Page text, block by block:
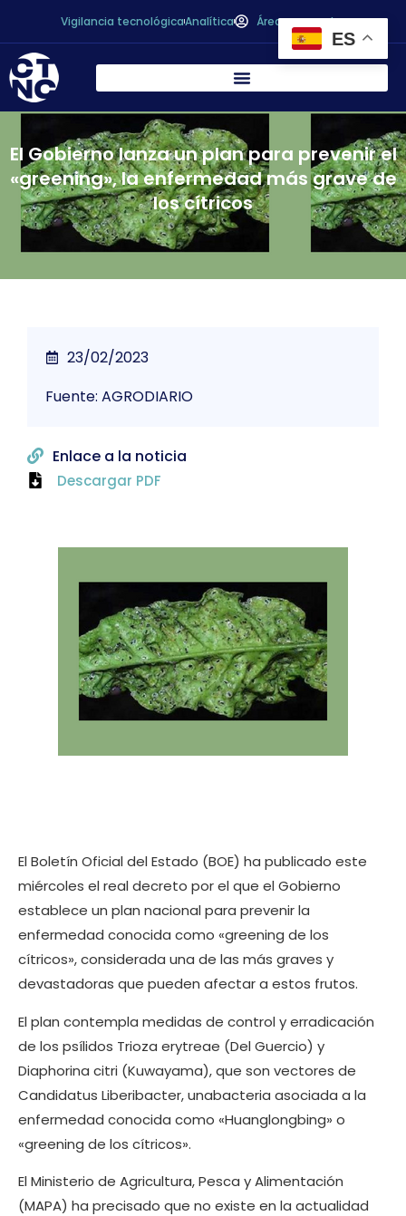
Vigilancia tecnológicaAnalítica Área personal
El Gobierno lanza un plan para prevenir el
«greening», la enfermedad más grave de
los cítricos
El Boletín Oficial del Estado (BOE) ha publicado este
miércoles el real decreto por el que el Gobierno
establece un plan nacional para prevenir la
enfermedad conocida como «greening de los
cítricos», considerada una de las más graves y
devastadoras que pueden afectar a estos frutos.
El plan contempla medidas de control y erradicación
de los psílidos Trioza erytreae (Del Guercio) y
Diaphorina citri (Kuwayama), que son vectores de
Candidatus Liberibacter, unabacteria asociada a la
enfermedad conocida como «Huanglongbing» o
«greening de los cítricos».
El Ministerio de Agricultura, Pesca y Alimentación
(MAPA) ha precisado que no existe en la actualidad
23/02/2023
Fuente: AGRODIARIO
Enlace a la noticia
Descargar PDF
ES